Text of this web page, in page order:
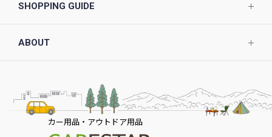
SHOPPING GUIDE
ABOUT
カー用品・アウトドア用品